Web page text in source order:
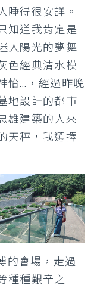
睡得很安詳。
知道我肯定是
人陽光的夢舞
色經典清水模
怡…，經過昨晚
地設計的都市
雄建築的人來
天秤，我選擇
的會場，走過
種種艱辛之